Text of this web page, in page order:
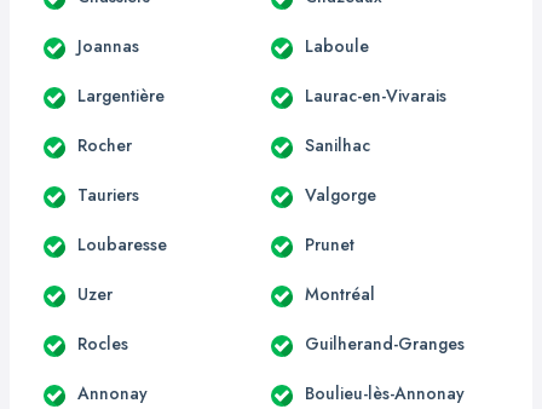
Joannas Laboule
Largentière Laurac-en-Vivarais
Rocher Sanilhac
Tauriers Valgorge
Loubaresse Prunet
Uzer Montréal
Rocles Guilherand-Granges
Annonay Boulieu-lès-Annonay